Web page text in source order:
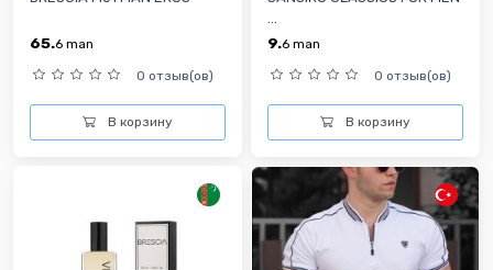
65.6 man
0 отзыв(ов)
В корзину
9.6 man
0 отзыв(ов)
В корзину